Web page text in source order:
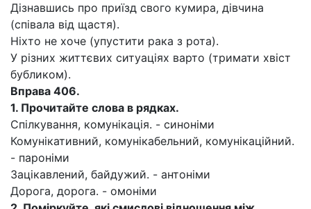
Дізнавшись про приїзд свого кумира, дівчина
(співала від щастя).
Ніхто не хоче (упустити рака з рота).
У різних життєвих ситуаціях варто (тримати хвіст
бубликом).
Вправа 406.
1. Прочитайте слова в рядках.
Спілкування, комунікація. - синоніми
Комунікативний, комунікабельний, комунікаційний.
- пароніми
Зацікавлений, байдужий. - антоніми
Дорога, дорога. - омоніми